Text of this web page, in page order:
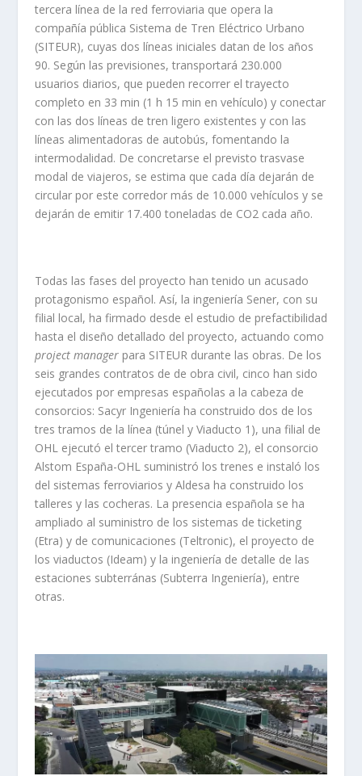
tercera línea de la red ferroviaria que opera la
compañía pública Sistema de Tren Eléctrico Urbano
(SITEUR), cuyas dos líneas iniciales datan de los años
90. Según las previsiones, transportará 230.000
usuarios diarios, que pueden recorrer el trayecto
completo en 33 min (1 h 15 min en vehículo) y conectar
con las dos líneas de tren ligero existentes y con las
líneas alimentadoras de autobús, fomentando la
intermodalidad. De concretarse el previsto trasvase
modal de viajeros, se estima que cada día dejarán de
circular por este corredor más de 10.000 vehículos y se
dejarán de emitir 17.400 toneladas de CO2 cada año.
Todas las fases del proyecto han tenido un acusado
protagonismo español. Así, la ingeniería Sener, con su
filial local, ha firmado desde el estudio de prefactibilidad
hasta el diseño detallado del proyecto, actuando como
project managerpara SITEUR durante las obras. De los
seis grandes contratos de de obra civil​, cinco han sido
ejecutados por empresas españolas a la cabeza de
consorcios: Sacyr Ingeniería ha construido dos de los
tres tramos de la línea (túnel y Viaducto 1), una filial de
OHL ejecutó el tercer tramo (Viaducto 2), el consorcio
Alstom España-OHL suministró los trenes e instaló los
del sistemas ferroviarios y Aldesa ha construido los
talleres y las cocheras. La presencia española se ha
ampliado al suministro de los sistemas de ticketing
(Etra) y de comunicaciones (Teltronic), el proyecto de
los viaductos (Ideam) y la ingeniería de detalle de las
estaciones subterránas (Subterra Ingeniería), entre
otras.